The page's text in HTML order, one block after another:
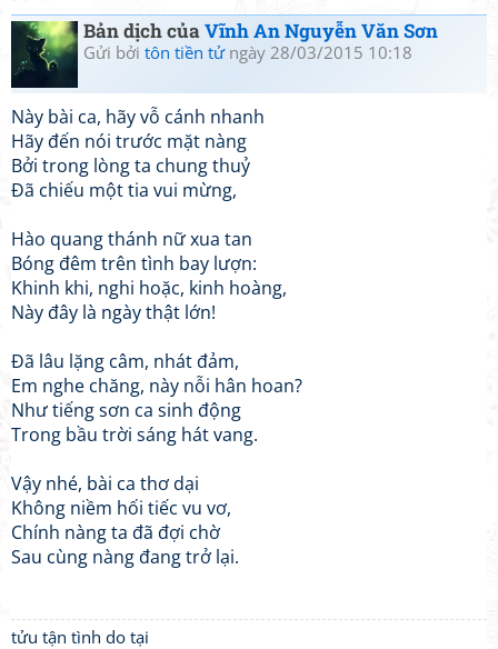
Bản dịch củaVĩnh An Nguyễn Văn Sơn
Gửi bởi tôn tiền tửngày 28/03/2015 10:18
Này bài ca, hãy vỗ cánh nhanh
Hãy đến nói trước mặt nàng
Bởi trong lòng ta chung thuỷ
Đã chiếu một tia vui mừng,
Hào quang thánh nữ xua tan
Bóng đêm trên tình bay lượn:
Khinh khi, nghi hoặc, kinh hoàng,
Này đây là ngày thật lớn!
Đã lâu lặng câm, nhát đảm,
Em nghe chăng, này nỗi hân hoan?
Như tiếng sơn ca sinh động
Trong bầu trời sáng hát vang.
Vậy nhé, bài ca thơ dại
Không niềm hối tiếc vu vơ,
Chính nàng ta đã đợi chờ
Sau cùng nàng đang trở lại.
tửu tận tình do tại